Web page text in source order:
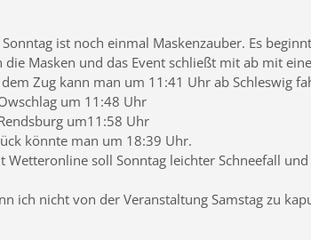
ist noch einmal Maskenzauber. Es
die Masken und das Event schließt mit ab mit
Zug kann man um 11:41 Uhr ab Schleswig
um 11:48 Uhr
um11:58 Uhr
könnte man um 18:39 Uhr.
Wetteronline soll Sonntag leichter Schneefall und
ich nicht von der Veranstaltung Samstag zu